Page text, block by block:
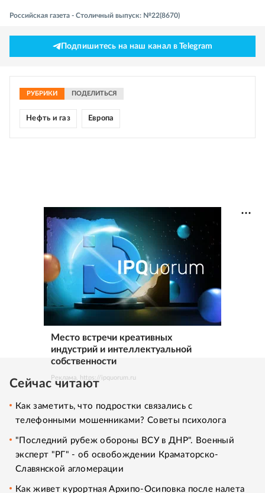
Российская газета - Столичный выпуск: №22(8670)
Подпишитесь на наш канал в Telegram
РУБРИКИ ПОДЕЛИТЬСЯ
Нефть и газ Европа
Место встречи креативных
индустрий и интеллектуальной
собственности
Реклама. https://ipquorum.ru
Сейчас читают
Как заметить, что подростки связались с
телефонными мошенниками? Советы психолога
"Последний рубеж обороны ВСУ в ДНР". Военный
эксперт "РГ" - об освобождении Краматорско-
Славянской агломерации
Как живет курортная Архипо-Осиповка после налета